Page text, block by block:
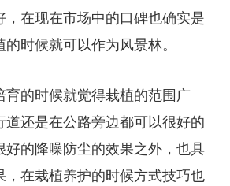
，在现在市场中的口碑也确实是
时候就可以作为风景林。
育的时候就觉得栽植的范围广
道还是在公路旁边都可以很好的
好的降噪防尘的效果之外，也具
，在栽植养护的时候方式技巧也